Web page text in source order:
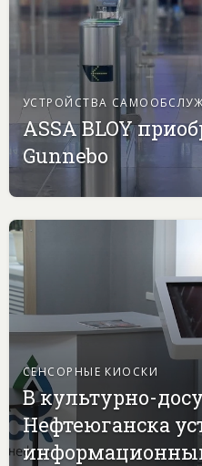
УСТРОЙСТВА
ASSA BLOY
Gunnebo
СЕНСОРНЫЕ КИОСКИ
В культурно-
Нефтеюганска